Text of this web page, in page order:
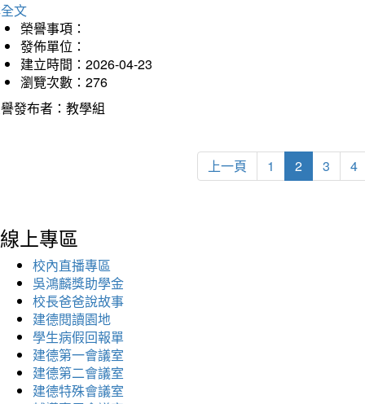
文
榮譽事項：
發佈單位：
建立時間：2026-04-23
瀏覽次數：276
發布者：教學組
上一頁 1 2 3 4
線上專區
校內直播專區
吳鴻麟獎助學金
校長爸爸說故事
建德閱讀園地
學生病假回報單
建德第一會議室
建德第二會議室
建德特殊會議室